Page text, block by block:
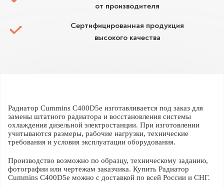
от производителя
Сертифицированная продукция
высокого качества
Радиатор Cummins C400D5e изготавливается под заказ для
замены штатного радиатора и восстановления системы
охлаждения дизельной электростанции. При изготовлении
учитываются размеры, рабочие нагрузки, технические
требования и условия эксплуатации оборудования.
Производство возможно по образцу, техническому заданию,
фотографии или чертежам заказчика. Купить Радиатор
Cummins C400D5e можно с доставкой по всей России и СНГ.